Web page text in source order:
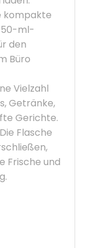
kompakte
50-ml-
den
Büro
Vielzahl
Getränke,
Gerichte.
Flasche
Frische und